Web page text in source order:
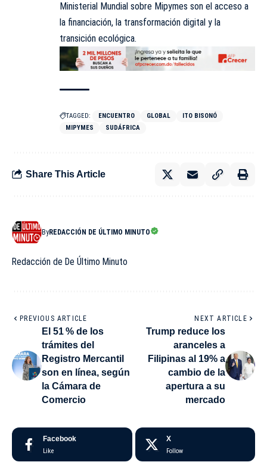
Ministerial Mundial sobre Mipymes son el acceso a
la financiación, la transformación digital y la
transición ecológica.
TAGGED: ENCUENTRO GLOBAL
ITO BISONÓ
MIPYMES
SUDÁFRICA
Share This Article
ByREDACCIÓN DE ÚLTIMO MINUTO
Redacción de De Último Minuto
PREVIOUS ARTICLE
El 51 % de los
trámites del
Registro Mercantil
son en línea, según
la Cámara de
Comercio
NEXT ARTICLE
Trump reduce los
aranceles a
Filipinas al 19% a
cambio de la
apertura a su
mercado
Facebook
Like
X
Follow